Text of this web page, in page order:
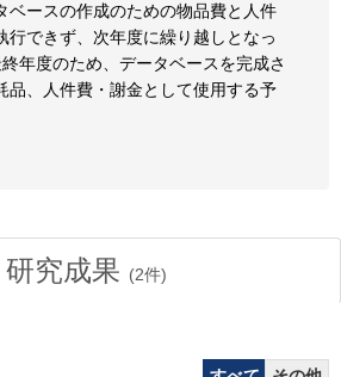
ベースの作成のための物品費と人件
行できず、次年度に繰り越しとなっ
年度のため、データベースを完成さ
品、人件費・謝金として使用する予
研究成果 (2件)